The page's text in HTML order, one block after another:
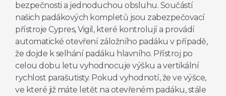
bezpečnosti a jednoduchou obsluhu. Součástí
našich padákových kompletů jsou zabezpečovací
přístroje Cypres, Vigil, které kontrolují a provádí
automatické otevření záložního padáku v případě,
že dojde k selhání padáku hlavního. Přístroj po
celou dobu letu vyhodnocuje výšku a vertikální
rychlost parašutisty. Pokud vyhodnotí, že ve výšce,
ve které již máte letět na otevřeném padáku, stále